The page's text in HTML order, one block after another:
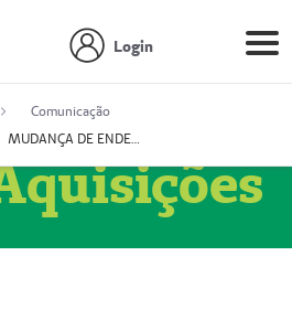
Login
Comunicação
MUDANÇA DE ENDEREÇO - DIAGITAB SERVIÇOS MÉDICOS LTDA (54003267-5)